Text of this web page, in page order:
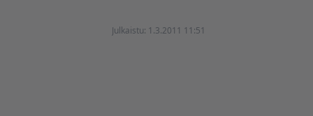
Julkaistu: 1.3.2011 11:51